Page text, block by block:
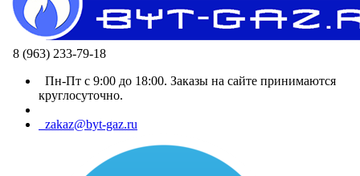
8 (963) 233-79-18
Пн-Пт с 9:00 до 18:00. Заказы на сайте принимаются
круглосуточно.
zakaz@byt-gaz.ru